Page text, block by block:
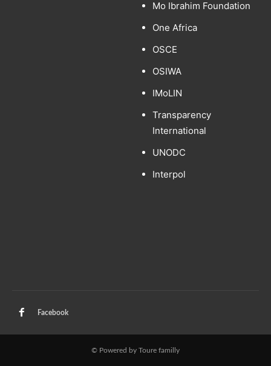
Mo Ibrahim Foundation
One Africa
OSCE
OSIWA
IMoLIN
Transparency
International
UNODC
Interpol
Facebook
© Powered by Toure familly